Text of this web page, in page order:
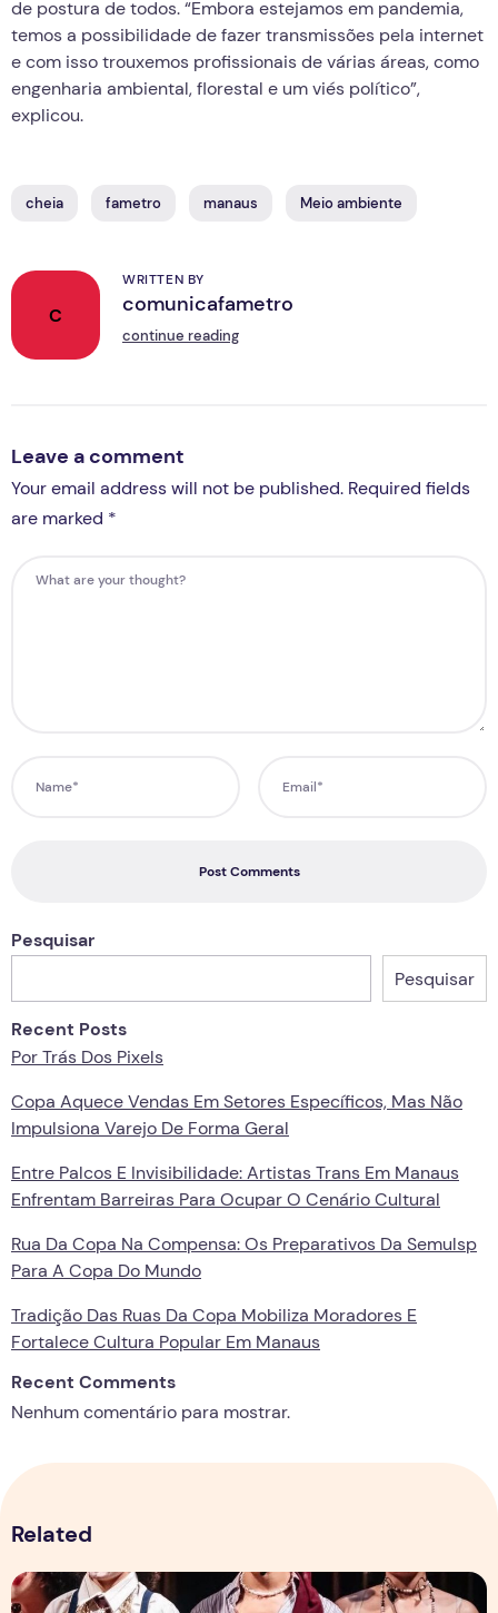
de postura de todos. “Embora estejamos em pandemia,
temos a possibilidade de fazer transmissões pela internet
e com isso trouxemos profissionais de várias áreas, como
engenharia ambiental, florestal e um viés político”,
explicou.
cheia fametro manaus Meio ambiente
C
WRITTEN BY
comunicafametro
continue reading
Leave a comment
Your email address will not be published. Required fields
are marked *
Post Comments
Pesquisar
Pesquisar
Recent Posts
Por Trás Dos Pixels
Copa Aquece Vendas Em Setores Específicos, Mas Não
Impulsiona Varejo De Forma Geral
Entre Palcos E Invisibilidade: Artistas Trans Em Manaus
Enfrentam Barreiras Para Ocupar O Cenário Cultural
Rua Da Copa Na Compensa: Os Preparativos Da Semulsp
Para A Copa Do Mundo
Tradição Das Ruas Da Copa Mobiliza Moradores E
Fortalece Cultura Popular Em Manaus
Recent Comments
Nenhum comentário para mostrar.
Related
Entre palcos e invisibilidade: Artistas trans em Manaus